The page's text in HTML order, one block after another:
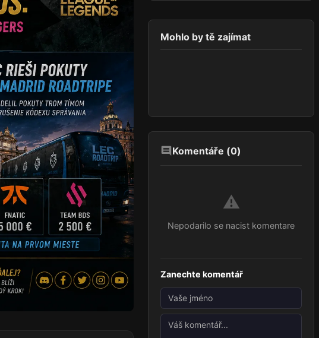
Mohlo by tě zajímat
Komentáře (0)
⚠️
Nepodarilo se nacist komentare
Zanechte komentář